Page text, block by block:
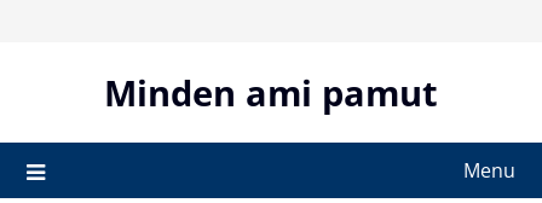
Minden ami pamut
Menu